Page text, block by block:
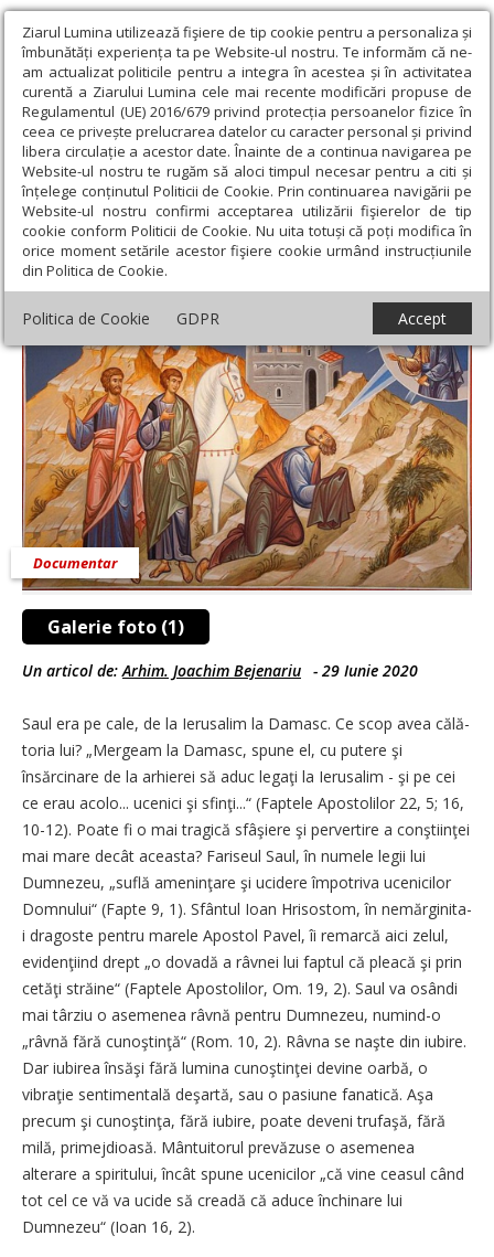
Ziarul Lumina utilizează fişiere de tip cookie pentru a personaliza și
îmbunătăți experiența ta pe Website-ul nostru. Te informăm că ne-
am actualizat politicile pentru a integra în acestea și în activitatea
curentă a Ziarului Lumina cele mai recente modificări propuse de
Regulamentul (UE) 2016/679 privind protecția persoanelor fizice în
ceea ce privește prelucrarea datelor cu caracter personal și privind
libera circulație a acestor date. Înainte de a continua navigarea pe
Website-ul nostru te rugăm să aloci timpul necesar pentru a citi și
înțelege conținutul Politicii de Cookie. Prin continuarea navigării pe
Website-ul nostru confirmi acceptarea utilizării fişierelor de tip
cookie conform Politicii de Cookie. Nu uita totuși că poți modifica în
orice moment setările acestor fişiere cookie urmând instrucțiunile
din Politica de Cookie.
Politica de Cookie GDPR Accept
Ziarul Lumina › Actualitate religioasă › Documentar › Întâlnirea
lui Saul cu Hristos
Întâlnirea lui Saul cu Hristos
Galerie foto (1)
Documentar
Un articol de: Arhim. Joachim Bejenariu - 29 Iunie 2020
Saul era pe cale, de la Ierusalim la Damasc. Ce scop avea călă­
toria lui? „Mergeam la Damasc, spune el, cu putere şi
însărcinare de la arhierei să aduc legaţi la Ierusalim - şi pe cei
ce erau acolo... ucenici şi sfinţi...“ (Faptele Apostolilor 22, 5; 16,
10-12). Poate fi o mai tragică sfâşiere şi pervertire a conştiinţei
mai mare decât aceasta? Fariseul Saul, în numele legii lui
Dumnezeu, „suflă ameninţare şi ucidere împotriva ucenicilor
Domnului“ (Fapte 9, 1). Sfântul Ioan Hrisostom, în nemărginita-
i dragoste pentru marele Apostol Pavel, îi remarcă aici zelul,
evidenţiind drept „o dovadă a râvnei lui faptul că pleacă şi prin
cetăţi străine“ (Faptele Apostolilor, Om. 19, 2). Saul va osândi
mai târziu o asemenea râvnă pentru Dumnezeu, numind-o
„râvnă fără cunoştinţă“ (Rom. 10, 2). Râvna se naşte din iubire.
Dar iubirea însăşi fără lumina cunoştinţei devine oarbă, o
vibraţie sentimentală de­şar­tă, sau o pasiune fanatică. Aşa
precum şi cunoştinţa, fără iubire, poate deveni trufaşă, fără
milă, primejdioasă. Mântuitorul prevăzuse o asemenea
alterare a spiritului, încât spune ucenicilor „că vine ceasul când
tot cel ce vă va ucide să creadă că aduce închinare lui
Dumnezeu“ (Ioan 16, 2).